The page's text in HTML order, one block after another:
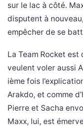
sur le lac à côté.
disputent à
empêcher de se
La Team Rocket
veulent voler aussi
ième fois
Arakdo, et comme
Pierre et Sacha
Maxx, lui, est